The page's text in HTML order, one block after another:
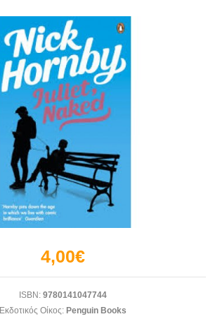
4,00€
ISBN:9780141047744
Εκδοτικός Οίκος: Penguin Books